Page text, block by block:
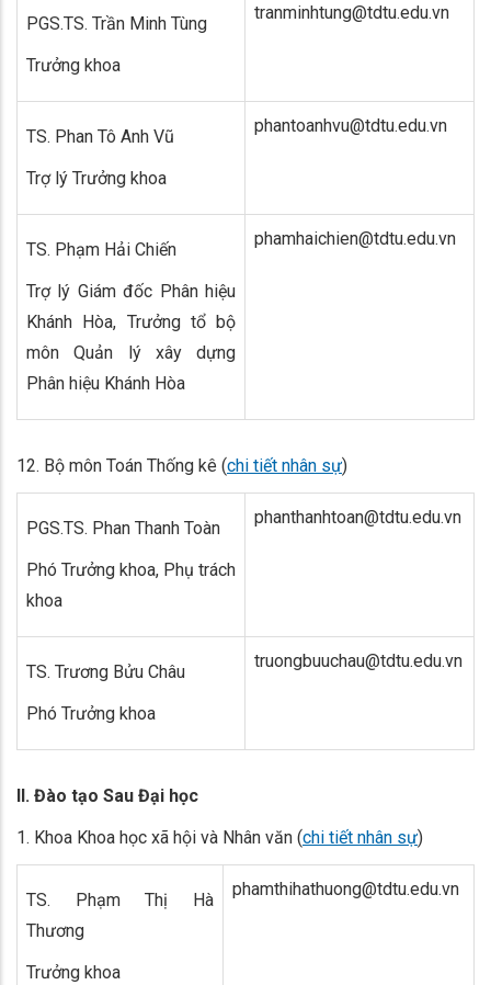
PGS.TS. Trần Minh Tùng
Trưởng khoa
tranminhtung@tdtu.edu.vn
TS. Phan Tô Anh Vũ
Trợ lý Trưởng khoa
phantoanhvu@tdtu.edu.vn
TS. Phạm Hải Chiến
Trợ lý Giám đốc Phân hiệu
Khánh Hòa, Trưởng tổ bộ
môn Quản lý xây dựng
Phân hiệu Khánh Hòa
phamhaichien@tdtu.edu.vn
12. Bộ môn Toán Thống kê (chi tiết nhân sự)
PGS.TS. Phan Thanh Toàn
Phó Trưởng khoa, Phụ trách
khoa
phanthanhtoan@tdtu.edu.vn
TS. Trương Bửu Châu
Phó Trưởng khoa
truongbuuchau@tdtu.edu.vn
II. Đào tạo Sau Đại học
1. Khoa Khoa học xã hội và Nhân văn (chi tiết nhân sự)
TS. Phạm Thị Hà
Thương
Trưởng khoa
phamthihathuong@tdtu.edu.vn